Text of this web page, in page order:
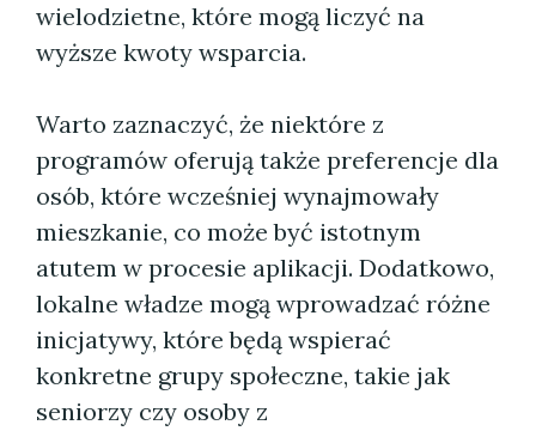
wielodzietne, które mogą liczyć na
wyższe kwoty wsparcia.
Warto zaznaczyć, że niektóre z
programów oferują także preferencje dla
osób, które wcześniej wynajmowały
mieszkanie, co może być istotnym
atutem w procesie aplikacji. Dodatkowo,
lokalne władze mogą wprowadzać różne
inicjatywy, które będą wspierać
konkretne grupy społeczne, takie jak
seniorzy czy osoby z